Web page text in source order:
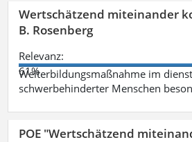
Wertschätzend miteinander
B. Rosenberg
Relevanz:
61%
Weiterbildungsmaßnahme im
schwerbehinderter Menschen
POE "Wertschätzend